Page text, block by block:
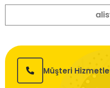
Müşteri